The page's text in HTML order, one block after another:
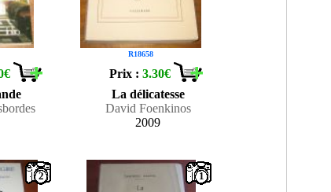
R18658
Prix :3.30€
La délicatesse
David Foenkinos
2009
2 1